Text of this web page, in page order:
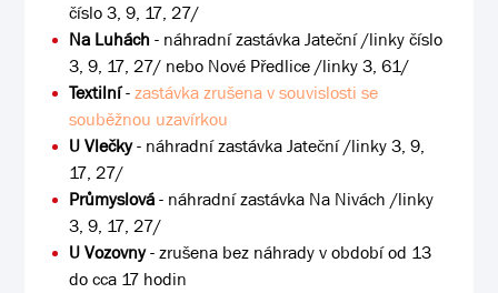
číslo 3, 9, 17, 27/
Na Luhách - náhradní zastávka Jateční /linky číslo
3, 9, 17, 27/ nebo Nové Předlice /linky 3, 61/
Textilní-zastávka zrušena v souvislosti se
souběžnou uzavírkou
U Vlečky- náhradní zastávka Jateční /linky 3, 9,
17, 27/
Průmyslová- náhradní zastávka Na Nivách /linky
3, 9, 17, 27/
U Vozovny- zrušena bez náhrady v období od 13
do cca 17 hodin